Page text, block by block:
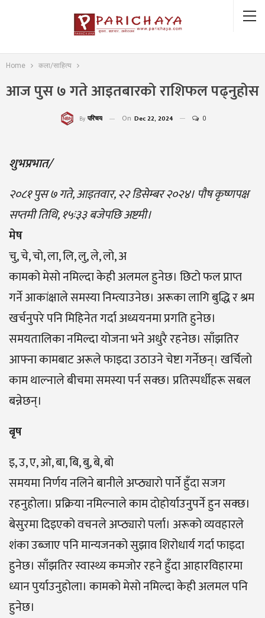
Home कला/साहित्य
आज पुस ७ गते आइतबारको राशिफल पढ्नुहोस
By परिचय On Dec 22, 2024 0
शुभप्रभात/
२०८१ पुस ७ गते, आइतवार, २२ डिसेम्बर २०२४। पाैष कृष्णपक्ष
सप्तमी तिथि, १५ः३३ बजेपछि अष्टमी।
मेष
चु, चे, चो, ला, लि, लु, ले, लो, अ
कामको मेसो नमिल्दा केही अलमल हुनेछ। छिटो फल प्राप्त
गर्ने आकांक्षाले समस्या निम्त्याउनेछ। अरूका लागि बुद्धि र श्रम
खर्चनुपरे पनि मिहिनेत गर्दा अध्ययनमा प्रगति हुनेछ।
समयतालिका नमिल्दा योजना भने अधुरै रहनेछ। साँझतिर
आफ्ना कामबाट अरूले फाइदा उठाउने चेष्टा गर्नेछन्। खर्चिलाे
काम थाल्नाले बीचमा समस्या पर्न सक्छ। प्रतिस्पर्धीहरू सबल
बन्नेछन्।
बृष
इ, उ, ए, ओ, बा, बि, बु, बे, बो
समयमा निर्णय नलिने बानीले अप्ठ्यारो पार्ने हुँदा सजग
रहनुहोला। प्रक्रिया नमिल्नाले काम दोहोर्याउनुपर्ने हुन सक्छ।
बेसुरमा दिइएको वचनले अप्ठ्यारो पर्ला। अरूको व्यवहारले
शंका उब्जाए पनि मान्यजनको सुझाव शिरोधार्य गर्दा फाइदा
हुनेछ। साँझतिर स्वास्थ्य कमजोर रहने हुँदा आहारविहारमा
ध्यान पुर्याउनुहोला। कामको मेसो नमिल्दा केही अलमल पनि
हुनेछ।